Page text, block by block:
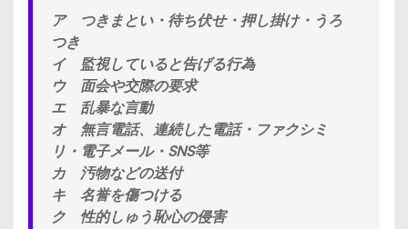
ア つきまとい・待ち伏せ・押し掛け・うろ
つき
イ 監視していると告げる行為
ウ 面会や交際の要求
エ 乱暴な言動
オ 無言電話、連続した電話・ファクシミ
リ・電子メール・SNS等
カ 汚物などの送付
キ 名誉を傷つける
ク 性的しゅう恥心の侵害